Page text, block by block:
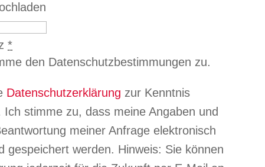
*
den Datenschutzbestimmungen zu.
Datenschutzerklärung zur Kenntnis
Ich stimme zu, dass meine Angaben und
meiner Anfrage elektronisch
gespeichert werden. Hinweis: Sie können